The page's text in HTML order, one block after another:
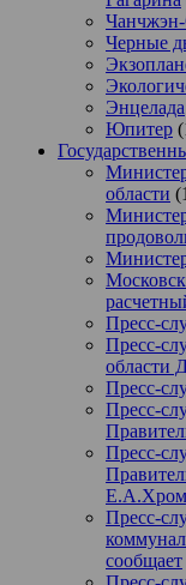
Чанчжэн-
Черные
Энцелада
Юпитер
области
Пресс-
Пресс-
области
Пресс-
Пресс-
Пресс-
Пресс-
сообщает